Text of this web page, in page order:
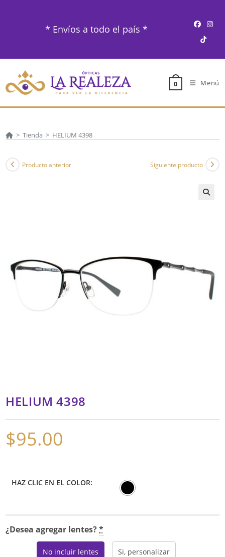
* Envíos a todo el país *
0 Menú
> Tienda > HELIUM 4398
Producto anterior Siguiente producto
HELIUM 4398
$95.00
HAZ CLIC EN EL COLOR:
¿Desea agregar lentes?*
No incluir lentes Si, personalizar